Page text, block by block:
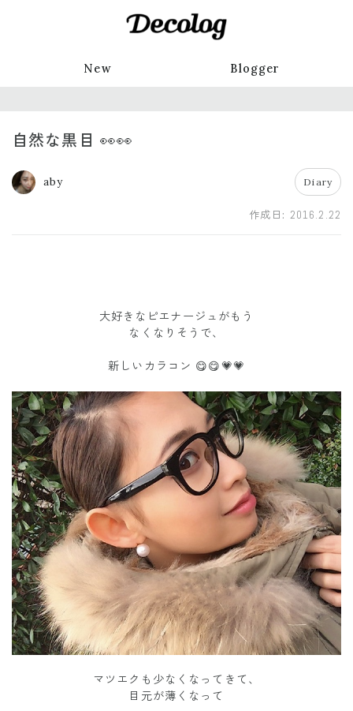
New Blogger
自然な黒目 👀👀
aby Diary
作成日: 2016.2.22
大好きなピエナージュがもう
なくなりそうで、
新しいカラコン 😋😋💗💗
マツエクも少なくなってきて、
目元が薄くなって